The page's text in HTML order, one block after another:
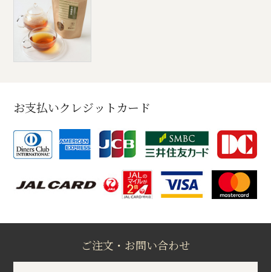
お支払いクレジットカード
ご注文・お問い合わせ